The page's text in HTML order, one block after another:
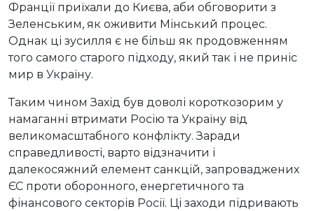
Франції приїхали до Києва, аби обговорити з
Зеленським, як оживити Мінський процес.
Однак ці зусилля є не більш як продовженням
того самого старого підходу, який так і не приніс
мир в Україну.
Таким чином Захід був доволі короткозорим у
намаганні втримати Росію та Україну від
великомасштабного конфлікту. Заради
справедливості, варто відзначити і
далекосяжний елемент санкцій, запроваджених
ЄС проти оборонного, енергетичного та
фінансового секторів Росії. Ці заходи підривають